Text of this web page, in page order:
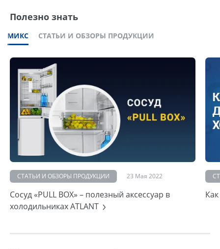
Полезно знать
МИКС СТАТЬИ И ОБЗОРЫ ПРОДУКЦИИ
СТАТЬИ И ОБЗОРЫ ПРОДУКЦИИ 23 Мая 2022
Сосуд «PULL BOX» – полезный аксессуар в
холодильниках ATLANT